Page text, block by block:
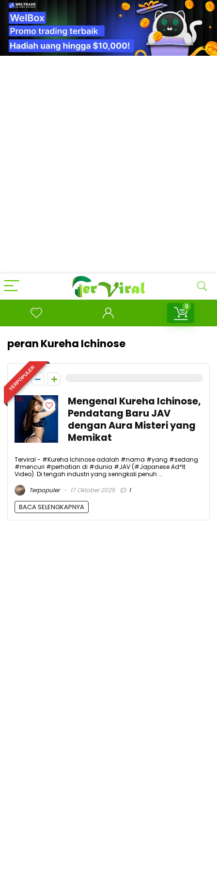
0
peran Kureha Ichinose
TERPOPULER
0
Mengenal Kureha Ichinose,
Pendatang Baru JAV
dengan Aura Misteri yang
Memikat
Terviral - #Kureha Ichinose adalah #nama #yang #sedang
#mencuri #perhatian di #dunia #JAV (#Japanese Ad*lt
Video). Di tengah industri yang seringkali penuh ...
Terpopuler
17 Oktober 2025 1
BACA SELENGKAPNYA